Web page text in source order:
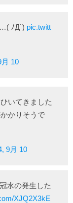
ﾉД`) pic.twitt
月 10
いてきました
かりそうで
9月 10
水の発生した
XJQ2X3kE